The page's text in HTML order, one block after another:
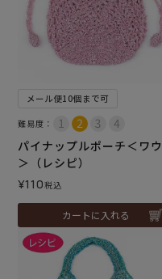
メール便10個まで可
難易度：
パイナップルポーチ＜ワウ
＞（レシピ）
¥110税込
カートに入れる